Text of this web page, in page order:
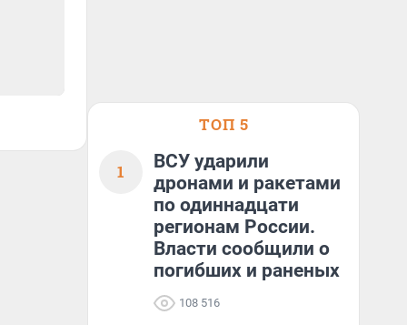
ТОП 5
1
ВСУ ударили
дронами и ракетами
по одиннадцати
регионам России.
Власти сообщили о
погибших и раненых
108 516